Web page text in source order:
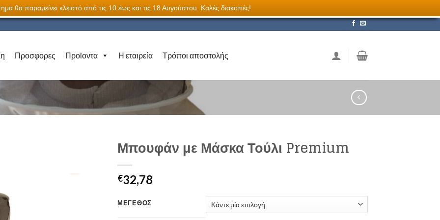
θα παραμείνει κλειστό από τις 10 έως και τις 18 Αυγούστου. Καλές διακοπές!
Προσφορες Προϊοντα Η εταιρεία Τρόποι αποστολής
Wishlist
Μπουφάν με Μάσκα Τούλι Premium
€32,78
ΜΈΓΕΘΟΣ